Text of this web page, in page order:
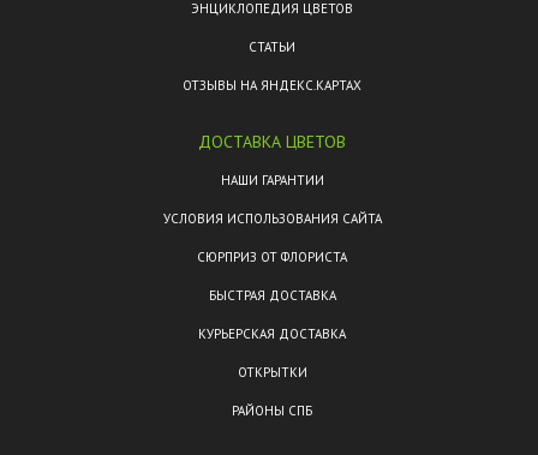
ЭНЦИКЛОПЕДИЯ ЦВЕТОВ
СТАТЬИ
ОТЗЫВЫ НА ЯНДЕКС.КАРТАХ
ДОСТАВКА ЦВЕТОВ
НАШИ ГАРАНТИИ
УСЛОВИЯ ИСПОЛЬЗОВАНИЯ САЙТА
СЮРПРИЗ ОТ ФЛОРИСТА
БЫСТРАЯ ДОСТАВКА
КУРЬЕРСКАЯ ДОСТАВКА
ОТКРЫТКИ
РАЙОНЫ СПБ